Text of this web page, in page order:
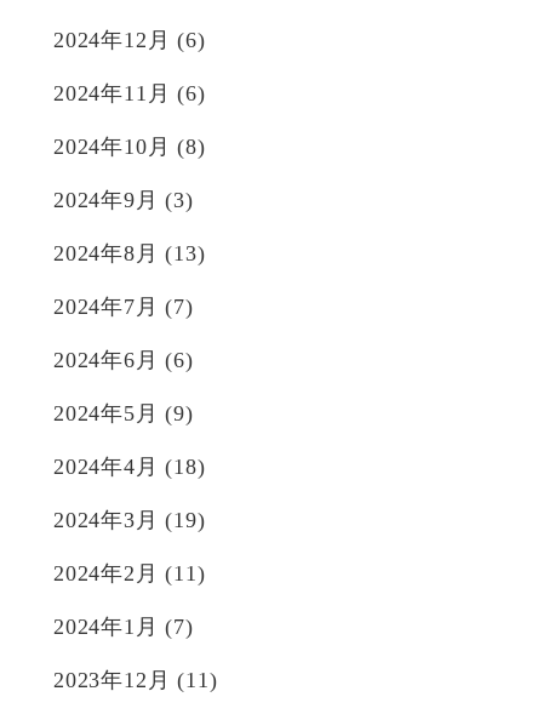
2024年12月 (6)
2024年11月 (6)
2024年10月 (8)
2024年9月 (3)
2024年8月 (13)
2024年7月 (7)
2024年6月 (6)
2024年5月 (9)
2024年4月 (18)
2024年3月 (19)
2024年2月 (11)
2024年1月 (7)
2023年12月 (11)